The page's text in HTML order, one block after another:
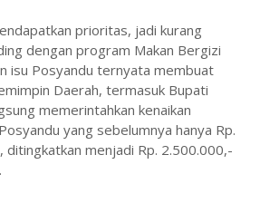
prioritas, jadi kurang
dengan program Makan Bergizi
isu Posyandu ternyata membuat
Daerah, termasuk Bupati
memerintahkan kenaikan
yang sebelumnya hanya Rp.
menjadi Rp. 2.500.000,-